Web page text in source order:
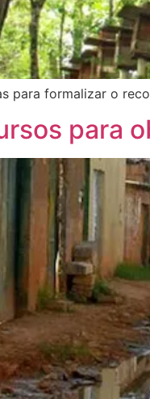
para formalizar o
para